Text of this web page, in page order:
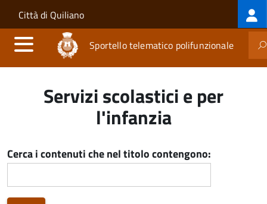
Salta al contenuto principale
Skip to site navigation
Città di Quiliano
Sportello telematico polifunzionale
Servizi scolastici e per
l'infanzia
Cerca i contenuti che nel titolo contengono: